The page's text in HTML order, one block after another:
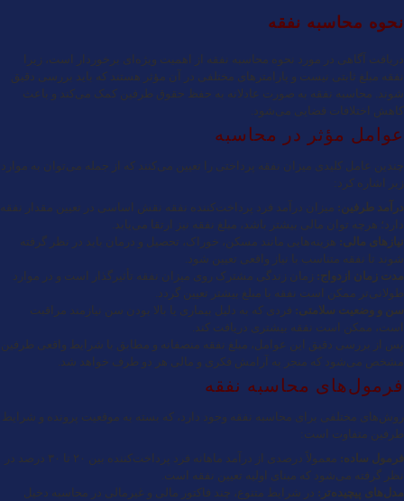
نحوه محاسبه نفقه
دریافت آگاهی در مورد نحوه محاسبه نفقه از اهمیت ویژه‌ای برخوردار است، زیرا
نفقه مبلغ ثابتی نیست و پارامترهای مختلفی در آن مؤثر هستند که باید بررسی دقیق
شوند. محاسبه نفقه به صورت عادلانه به حفظ حقوق طرفین کمک می‌کند و باعث
کاهش اختلافات قضایی می‌شود.
عوامل مؤثر در محاسبه
چندین عامل کلیدی میزان نفقه پرداختی را تعیین می‌کنند که از جمله می‌توان به موارد
زیر اشاره کرد:
درآمد طرفین: میزان درآمد فرد پرداخت‌کننده نفقه نقش اساسی در تعیین مقدار نفقه
دارد؛ هرچه توان مالی بیشتر باشد، مبلغ نفقه نیز ارتقا می‌یابد.
نیازهای مالی: هزینه‌هایی مانند مسکن، خوراک، تحصیل و درمان باید در نظر گرفته
شوند تا نفقه متناسب با نیاز واقعی تعیین شود.
مدت زمان ازدواج: زمان زندگی مشترک روی میزان نفقه تأثیرگذار است و در موارد
طولانی‌تر ممکن است نفقه با مبلغ بیشتر تعیین گردد.
سن و وضعیت سلامتی: فردی که به دلیل بیماری یا بالا بودن سن نیازمند مراقبت
است، ممکن است نفقه بیشتری دریافت کند.
پس از بررسی دقیق این عوامل، مبلغ نفقه منصفانه و مطابق با شرایط واقعی طرفین
مشخص می‌شود که منجر به آرامش فکری و مالی هر دو طرف خواهد شد.
فرمول‌های محاسبه نفقه
روش‌های مختلفی برای محاسبه نفقه وجود دارد، که بسته به موقعیت پرونده و شرایط
طرفین متفاوت است:
فرمول ساده:
معمولاً درصدی از درآمد ماهانه فرد پرداخت‌کننده بین ۲۰ تا ۳۰ درصد در
نظر گرفته می‌شود که مبنای اولیه تعیین نفقه است.
مدل‌های پیچیده‌تر: در شرایط متنوع، چند فاکتور مالی و غیرمالی در محاسبه دخیل